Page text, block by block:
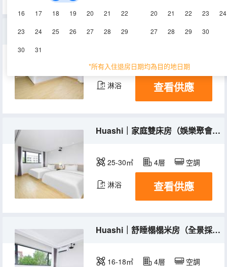
16 17 18 19 20 21 22
23 24 25 26 27 28 29
30 31
20 21 22 23 24
27 28 29 30
*所有入住退房日期均為目的地日期
20-25㎡ 4層 空調
淋浴 查看供應
Huashi｜家庭雙床房（娛樂聚會+零壓床墊）
25-30㎡ 4層 空調
淋浴 查看供應
Huashi｜舒睡榻榻米房（全景採光+百寸巨幕）
16-18㎡ 4層 空調